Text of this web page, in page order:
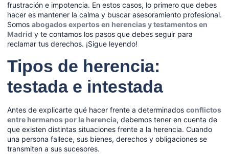
frustración e impotencia. En estos casos, lo primero que debes
hacer es mantener la calma y buscar asesoramiento profesional.
Somos abogados expertos en herencias y testamentos en
Madrid y te contamos los pasos que debes seguir para
reclamar tus derechos. ¡Sigue leyendo!
Tipos de herencia:
testada e intestada
Antes de explicarte qué hacer frente a determinados conflictos
entre hermanos por la herencia, debemos tener en cuenta de
que existen distintas situaciones frente a la herencia. Cuando
una persona fallece, sus bienes, derechos y obligaciones se
transmiten a sus sucesores.